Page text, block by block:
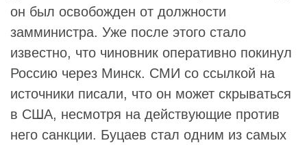
он был освобожден от должности
замминистра. Уже после этого стало
известно, что чиновник оперативно покинул
Россию через Минск. СМИ со ссылкой на
источники писали, что он может скрываться
в США, несмотря на действующие против
него санкции. Буцаев стал одним из самых